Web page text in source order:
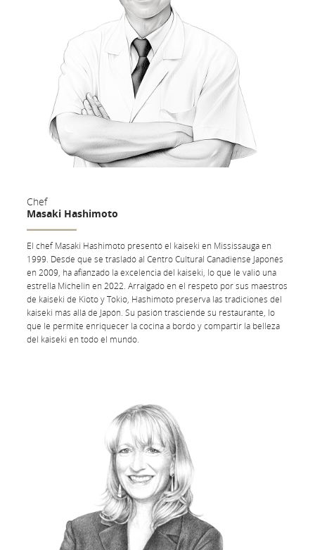
Chef
Masaki Hashimoto
El chef Masaki Hashimoto presentó el kaiseki en Mississauga en
1999. Desde que se trasladó al Centro Cultural Canadiense Japonés
en 2009, ha afianzado la excelencia del kaiseki, lo que le valió una
estrella Michelin en 2022. Arraigado en el respeto por sus maestros
de kaiseki de Kioto y Tokio, Hashimoto preserva las tradiciones del
kaiseki más allá de Japón. Su pasión trasciende su restaurante, lo
que le permite enriquecer la cocina a bordo y compartir la belleza
del kaiseki en todo el mundo.